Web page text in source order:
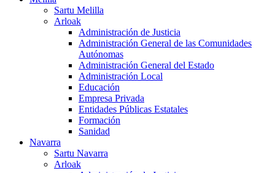
Sartu Melilla
Arloak
Administración de Justicia
Administración General de las Comunidades
Autónomas
Administración General del Estado
Administración Local
Educación
Empresa Privada
Entidades Públicas Estatales
Formación
Sanidad
Navarra
Sartu Navarra
Arloak